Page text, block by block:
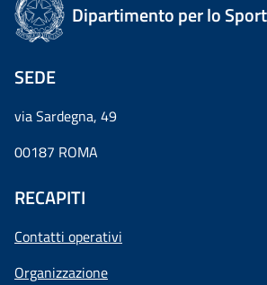
Dipartimento per lo Sport
SEDE
via Sardegna, 49
00187 ROMA
RECAPITI
Contatti operativi
Organizzazione